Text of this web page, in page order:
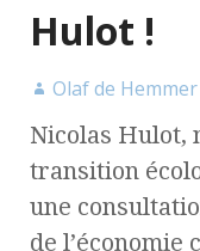
Hulot !
Olaf de
Nicolas Hulot,
transition
une
de